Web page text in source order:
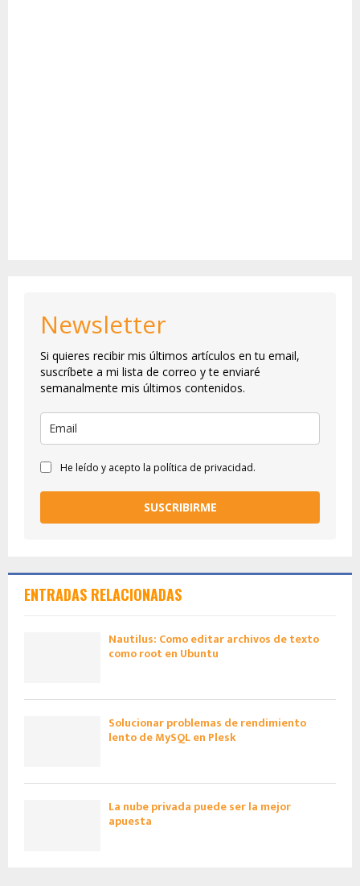
Newsletter
Si quieres recibir mis últimos artículos en tu email,
suscríbete a mi lista de correo y te enviaré
semanalmente mis últimos contenidos.
He leído y acepto la política de privacidad.
SUSCRIBIRME
ENTRADAS RELACIONADAS
Nautilus: Como editar archivos de texto
como root en Ubuntu
Solucionar problemas de rendimiento
lento de MySQL en Plesk
La nube privada puede ser la mejor
apuesta